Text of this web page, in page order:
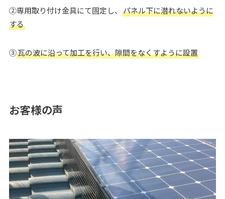
②専用取り付け金具にて固定し、 パネル下に潜れないように
する
③瓦の波に沿って加工を行い、隙間をなくすように設置
お客様の声